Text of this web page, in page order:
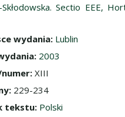
Skłodowska. Sectio EEE,
wydania: Lublin
2003
XIII
229-234
tekstu: Polski